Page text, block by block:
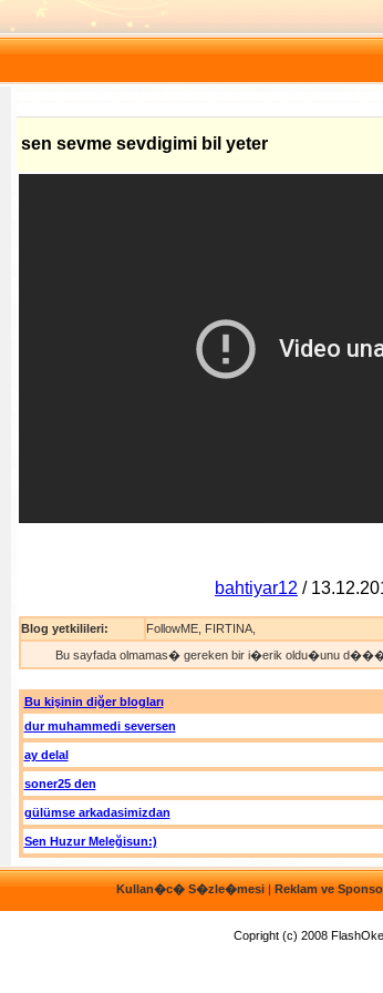
sen sevme sevdigimi bil yeter
bahtiyar12 /
Blog yetkilileri: FollowME, FIRTINA,
Bu sayfada olmamas� gereken bir i�erik oldu�unu
Bu kişinin diğer blogları
dur muhammedi seversen
ay delal
soner25 den
gülümse arkadasimizdan
Sen Huzur Meleğisun:)
Kullan�c� S�zle�mesi | Reklam ve
Copright (c) 2008